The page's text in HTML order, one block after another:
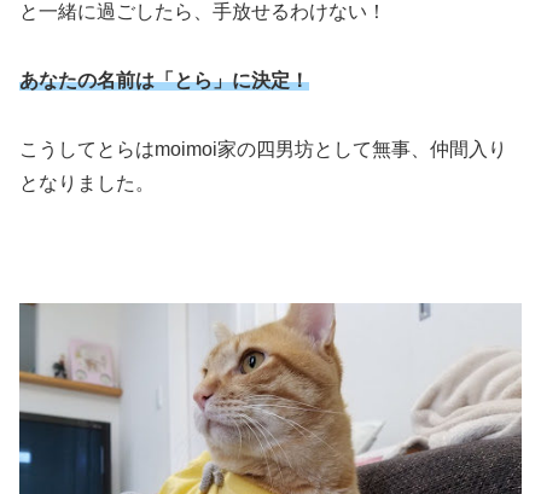
と一緒に過ごしたら、手放せるわけない！
あなたの名前は「とら」に決定！
こうしてとらはmoimoi家の四男坊として無事、仲間入り
となりました。